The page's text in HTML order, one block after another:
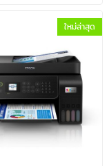
ใหม่ล่าสุด